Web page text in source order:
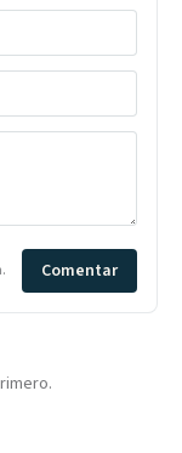
Comentar